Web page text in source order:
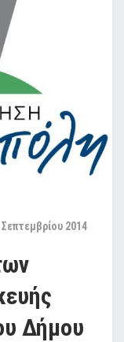
Σεπτεμβρίου 2014
Δήμου